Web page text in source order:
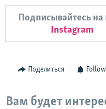
Подписывайтесь на
Instagram
Поделиться
Вам будет